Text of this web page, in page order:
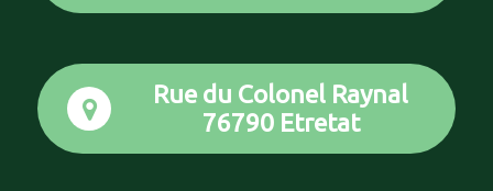
Rue du Colonel Raynal
76790 Etretat